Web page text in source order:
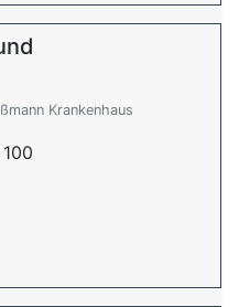
Krankenhaus